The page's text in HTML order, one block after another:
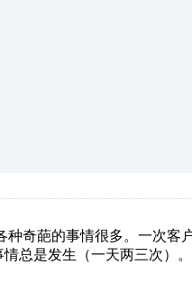
葩的事情很多。一次客
情总是发生（一天两三次